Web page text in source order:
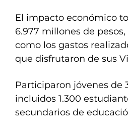
El impacto económico
6.977 millones de
como los gastos
que disfrutaron de sus
Participaron jóvenes de
incluidos 1.300
secundarios de